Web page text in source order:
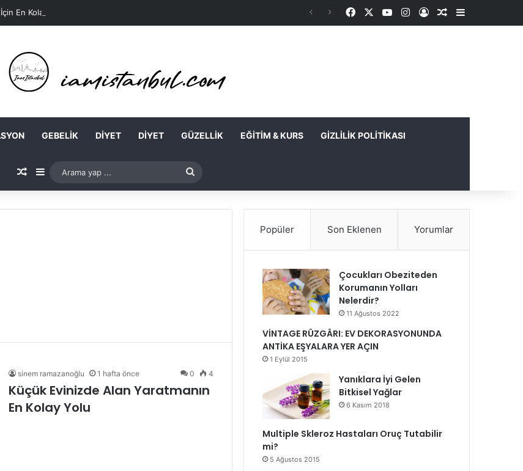
En Kolay Ev Maskeleri Nelerdir? FacebookYouTubeInstagram
Kayıt OlRastgele Makale
Kenar
GEBELIK DIYET DIYET GÜZELLIK EĞITIM & KURS GIZLILIK POLITIKASI
Rastgele Makale
Kenar Bölmesi
Arama
yap
sinem ramazanoğlu 1 hafta önce 0 4
Küçük Evinizde Alan Yaratmanın
En Kolay Yolu
Popüler Son Eklenen Yorumlar
Çocukları Obeziteden
Korumanın Yolları
Nelerdir?
11 Ağustos 2022
VİNTAGE RÜZGÂRI: EV DEKORASYONUNDA
ANTİKA EŞYALARA YER AÇIN
1 Eylül 2015
Yanıklara İyi Gelen
Bitkisel Yağlar
6 Kasım 2018
Multiple Skleroz Hastaları Oruç Tutabilir
mi?
5 Ağustos 2015